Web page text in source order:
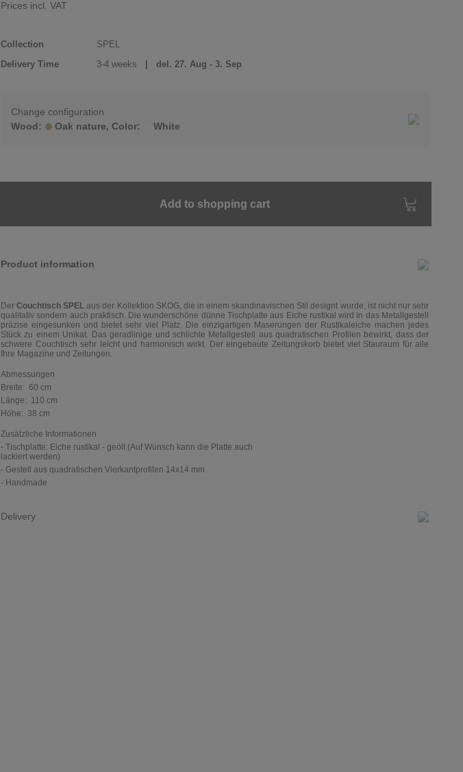
Prices incl. VAT
Collection
SPEL
Delivery Time
3-4 weeks | del. 27. Aug - 3. Sep
Change configuration
Wood:
Oak nature, Color: White
Add to shopping cart
Product information
DerCouchtisch SPEL aus der Kollektion SKOG, die in einem skandinavischen Stil designt wurde, ist nicht nur sehr
qualitativ sondern auch praktisch. Die wunderschöne dünne Tischplatte aus Eiche rustikal wird in das Metallgestell
präzise eingesunken und bietet sehr viel Platz. Die einzigartigen Maserungen der Rustikaleiche machen jedes
Stück zu einem Unikat. Das geradlinige und schlichte Metallgestell aus quadratischen Profilen bewirkt, dass der
schwere Couchtisch sehr leicht und harmonisch wirkt. Der eingebaute Zeitungskorb bietet viel Stauraum für alle
Ihre Magazine und Zeitungen.
Abmessungen
Breite: 60 cm
Länge: 110 cm
Höhe: 38 cm
Zusätzliche Informationen
- Tischplatte: Eiche rustikal - geölt (Auf Wünsch kann die Platte auch
lackiert werden)
- Gestell aus quadratischen Vierkantprofilen 14x14 mm
- Handmade
Delivery